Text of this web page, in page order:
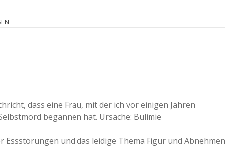
dass eine Frau, mit der ich vor einigen Jahren
begannen hat. Ursache: Bulimie
Essstörungen und das leidige Thema Figur und Abnehmen